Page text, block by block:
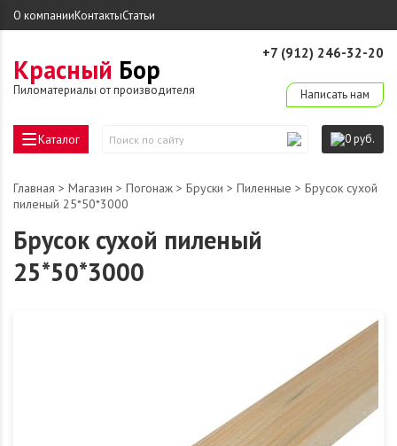
О компанииКонтактыСтатьи
Красный Бор
Пиломатериалы от производителя
+7 (912) 246-32-20
Написать нам
Каталог
Поиск
сайту
0 руб.
Главная > Магазин > Погонаж > Бруски > Пиленные > Брусок сухой
пиленый 25*50*3000
Брусок сухой пиленый
25*50*3000